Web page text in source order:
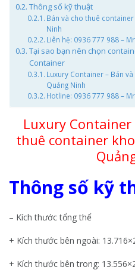
Thông số kỹ thuật
Bán và cho thuê
Ninh
Liên hệ: 0936 777 988 –
Tại sao bạn nên chọn
Container
Luxury Container – Bán
Quảng Ninh
Hotline: 0936 777 988 –
Luxury
thuê container
Thông số kỹ
– Kích thước tổng thể
+ Kích thước bên ngoài:
+ Kích thước bên trong: